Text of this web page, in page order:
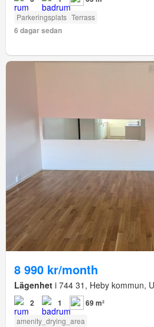
Parkeringsplats Terrass
6 dagar sedan
8 990 kr/month
Lägenhet i 744 31, Heby kommun,
2 1 69 m²
amenity_drying_area